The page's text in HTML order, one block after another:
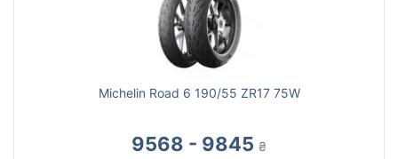
Michelin Road 6 190/55 ZR17 75W
9568 - 9845 ₴